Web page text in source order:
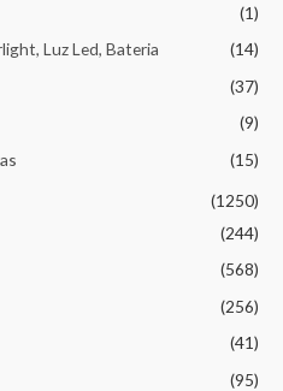
(1)
Luz Led, Bateria
(14)
(37)
(9)
(15)
(1250)
(244)
(568)
(256)
(41)
(95)